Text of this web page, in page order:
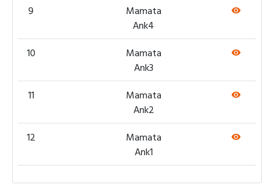
9
Mamata
Ank4
10
Mamata
Ank3
11
Mamata
Ank2
12
Mamata
Ank1